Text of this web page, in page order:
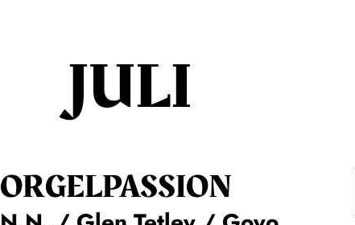
JULI
ORGEL­PASSION